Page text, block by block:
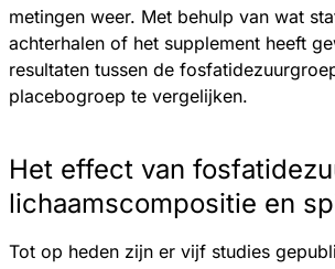
metingen weer. Met behulp van wat
achterhalen of het supplement heeft
resultaten tussen de
placebogroep te vergelijken.
Het effect van
lichaamscompositie en
Tot op heden zijn er vijf studies